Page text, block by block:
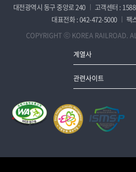
대전광역시 동구 중앙로 240
고객센터 :
대표전화 : 042-472-5000
팩
COPYRIGHT ⓒ KOREA RAILROAD.
계열사
관련사이트